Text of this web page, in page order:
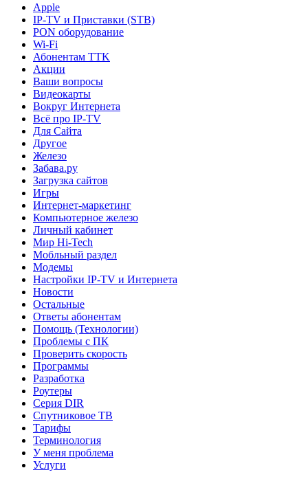
Apple
IP-TV и Приставки (STB)
PON оборудование
Wi-Fi
Абонентам TTK
Акции
Ваши вопросы
Видеокарты
Вокруг Интернета
Всё про IP-TV
Для Сайта
Другое
Железо
Забава.ру
Загрузка сайтов
Игры
Интернет-маркетинг
Компьютерное железо
Личный кабинет
Мир Hi-Tech
Мобльный раздел
Модемы
Настройки IP-TV и Интернета
Новости
Остальные
Ответы абонентам
Помощь (Технологии)
Проблемы с ПК
Проверить скорость
Программы
Разработка
Роутеры
Серия DIR
Спутниковое ТВ
Тарифы
Терминология
У меня проблема
Услуги